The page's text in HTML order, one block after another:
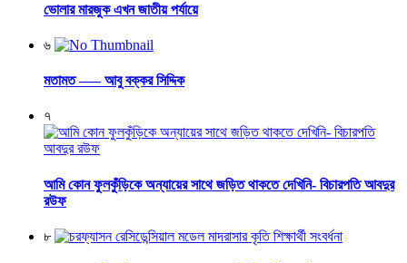
ভোলার মারজুক এখন জাতীয় পর্যায়ে
৬
মতামত —– আবু বক্কর সিদ্দিক
৭
আমি কোন ফুলকুঁড়িকে অন্যায়ের সাথে জড়িত থাকতে দেখিনি- বিচারপতি আবদুর
রউফ
৮